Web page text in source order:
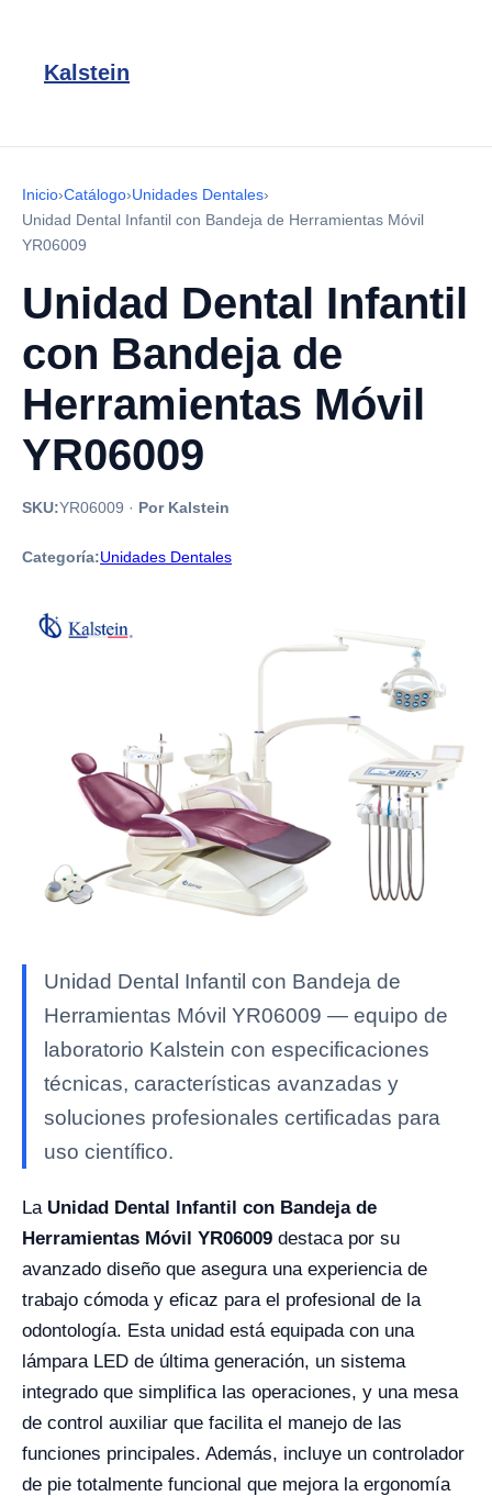
Kalstein
Inicio›Catálogo›Unidades Dentales›
Unidad Dental Infantil con Bandeja de Herramientas Móvil
YR06009
Unidad Dental Infantil
con Bandeja de
Herramientas Móvil
YR06009
SKU:YR06009 · Por Kalstein
Categoría:Unidades Dentales
Unidad Dental Infantil con Bandeja de
Herramientas Móvil YR06009 — equipo de
laboratorio Kalstein con especificaciones
técnicas, características avanzadas y
soluciones profesionales certificadas para
uso científico.
La Unidad Dental Infantil con Bandeja de
Herramientas Móvil YR06009 destaca por su
avanzado diseño que asegura una experiencia de
trabajo cómoda y eficaz para el profesional de la
odontología. Esta unidad está equipada con una
lámpara LED de última generación, un sistema
integrado que simplifica las operaciones, y una mesa
de control auxiliar que facilita el manejo de las
funciones principales. Además, incluye un controlador
de pie totalmente funcional que mejora la ergonomía